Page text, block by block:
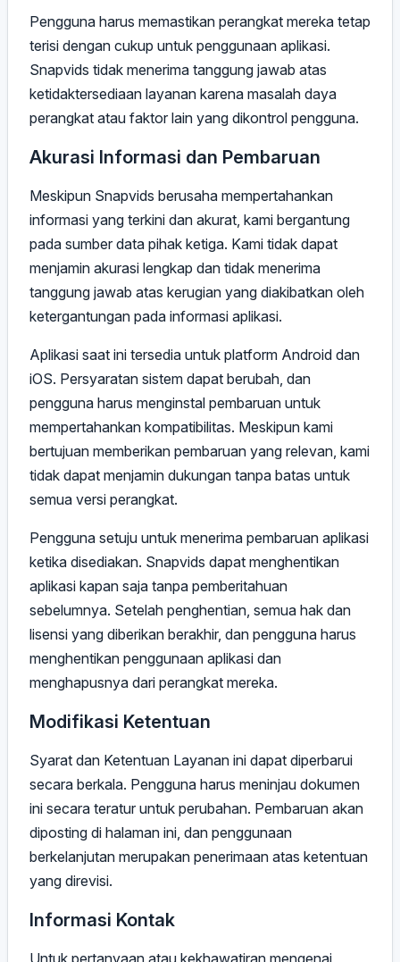
Pengguna harus memastikan perangkat mereka tetap
terisi dengan cukup untuk penggunaan aplikasi.
Snapvids tidak menerima tanggung jawab atas
ketidaktersediaan layanan karena masalah daya
perangkat atau faktor lain yang dikontrol pengguna.
Akurasi Informasi dan Pembaruan
Meskipun Snapvids berusaha mempertahankan
informasi yang terkini dan akurat, kami bergantung
pada sumber data pihak ketiga. Kami tidak dapat
menjamin akurasi lengkap dan tidak menerima
tanggung jawab atas kerugian yang diakibatkan oleh
ketergantungan pada informasi aplikasi.
Aplikasi saat ini tersedia untuk platform Android dan
iOS. Persyaratan sistem dapat berubah, dan
pengguna harus menginstal pembaruan untuk
mempertahankan kompatibilitas. Meskipun kami
bertujuan memberikan pembaruan yang relevan, kami
tidak dapat menjamin dukungan tanpa batas untuk
semua versi perangkat.
Pengguna setuju untuk menerima pembaruan aplikasi
ketika disediakan. Snapvids dapat menghentikan
aplikasi kapan saja tanpa pemberitahuan
sebelumnya. Setelah penghentian, semua hak dan
lisensi yang diberikan berakhir, dan pengguna harus
menghentikan penggunaan aplikasi dan
menghapusnya dari perangkat mereka.
Modifikasi Ketentuan
Syarat dan Ketentuan Layanan ini dapat diperbarui
secara berkala. Pengguna harus meninjau dokumen
ini secara teratur untuk perubahan. Pembaruan akan
diposting di halaman ini, dan penggunaan
berkelanjutan merupakan penerimaan atas ketentuan
yang direvisi.
Informasi Kontak
Untuk pertanyaan atau kekhawatiran mengenai